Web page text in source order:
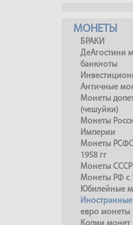
МОНЕТЫ
БРАКИ
ДеАгостини
банкноты
Античные
Монеты
(чешуйки)
Монеты
Империи
Монеты
1958 гг
Монеты СССР
Монеты РФ с
Юбилейные
евро монеты